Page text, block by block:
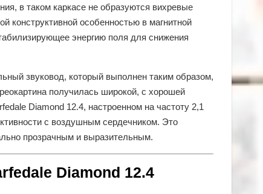
в таком каркасе не образуются вихревые
конструктивной особенностью в магнитной
энергию поля для снижения
звуковод, который выполнен таким образом,
получилась широкой, с хорошей
Diamond 12.4, настроенном на частоту 2,1
с воздушным сердечником. Это
прозрачным и выразительным.
Diamond 12.4